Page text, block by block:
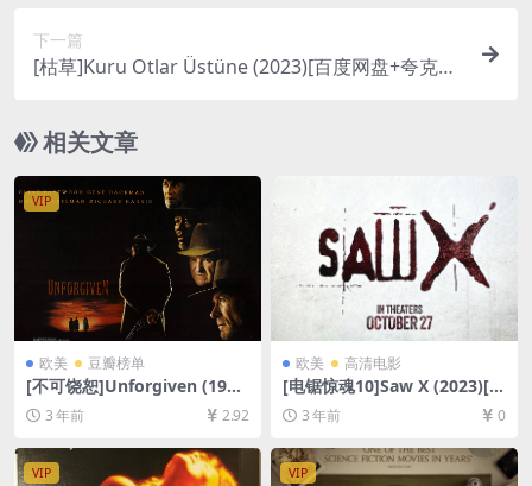
下一篇
[枯草]Kuru Otlar Üstüne (2023)[百度网盘+夸克网
4/13GB][中文字幕]
相关文章
VIP
欧美 豆瓣榜单
[不可饶恕]Unforgiven (199
2)[百度网盘+夸克网盘1080P
超清未删减资源][网盘在线播
放/下载][MP4/8.4GB][中文字
幕]
3 年前 2.92
欧美 高清电影
[电锯惊魂10]Saw X (2023)[百
度网盘+夸克网盘1080P超清
未删减资源][网盘在线播放/下
载][MP4/7.2GB][中英字幕]
3 年前 0
VIP VIP